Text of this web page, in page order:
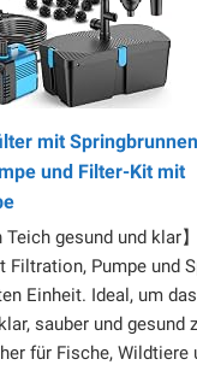
mit
und Filter-Kit mit
Teich gesund und klar
Filtration, Pumpe und
Einheit. Ideal, um
sauber und gesund
für Fische, Wildtiere